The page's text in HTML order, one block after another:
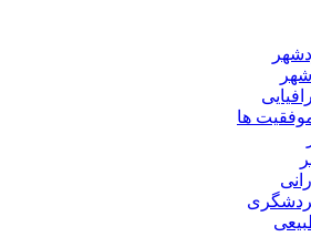
ها